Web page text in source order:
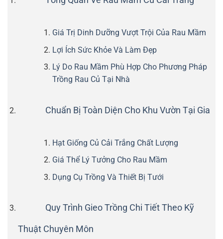
Giá Trị Dinh Dưỡng Vượt Trội Của Rau Mầm
Lợi Ích Sức Khỏe Và Làm Đẹp
Lý Do Rau Mầm Phù Hợp Cho Phương Pháp
Trồng Rau Củ Tại Nhà
Chuẩn Bị Toàn Diện Cho Khu Vườn Tại Gia
Hạt Giống Củ Cải Trắng Chất Lượng
Giá Thể Lý Tưởng Cho Rau Mầm
Dụng Cụ Trồng Và Thiết Bị Tưới
Quy Trình Gieo Trồng Chi Tiết Theo Kỹ
Thuật Chuyên Môn